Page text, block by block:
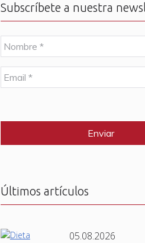
Subscríbete a nuestra
N
o
m
b
r
E
m
l
Últimos artículos
05.08.2026